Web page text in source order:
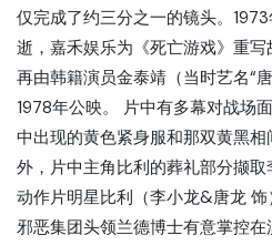
仅完成了约三分之一的镜头。
逝，嘉禾娱乐为《死亡游戏》重写
再由韩籍演员金泰靖（当时艺名“
1978年公映。 片中有多幕对战场
中出现的黄色紧身服和那双黄黑
外，片中主角比利的葬礼部分撷取
动作片明星比利（李小龙&唐龙
邪恶集团头领兰德博士有意掌控在